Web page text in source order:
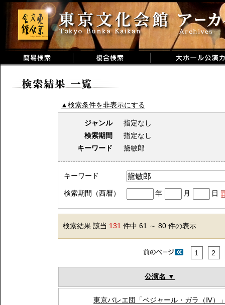
▲検索条件を非表示にする
ジャンル
指定なし
検索期間
指定なし
キーワード
黛敏郎
キーワード
検索期間（西暦） 年 月 日
検索結果 該当 131 件中 61 ～ 80 件の表示
1 2
公演名
東京バレエ団「ベジャール・ガラ（Ⅳ）